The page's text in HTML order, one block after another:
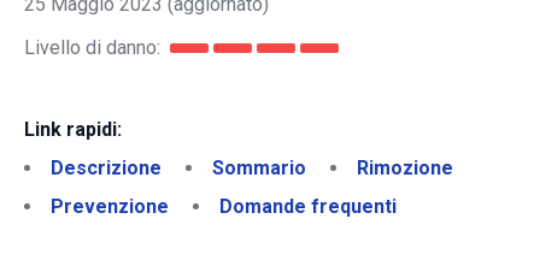
Livello di danno:
Link rapidi:
Descrizione
Sommario
Rimozione
Prevenzione
Domande frequenti